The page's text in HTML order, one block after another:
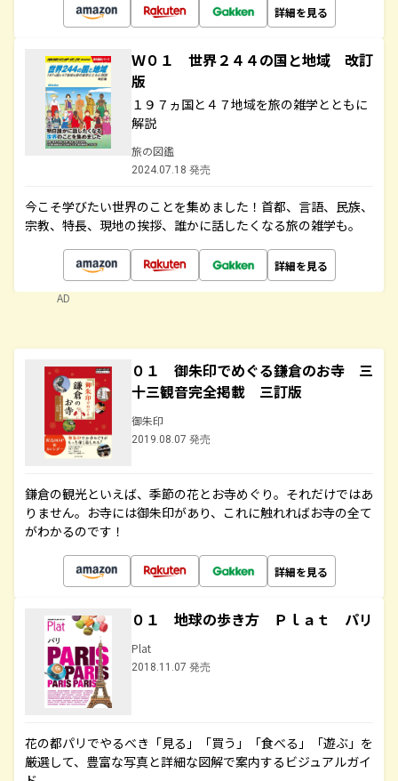
詳細を見る
Ｗ０１ 世界２４４の国と地域 改訂
版
１９７ヵ国と４７地域を旅の雑学とともに
解説
旅の図鑑
2024.07.18 発売
今こそ学びたい世界のことを集めました！首都、言語、民族、
宗教、特長、現地の挨拶、誰かに話したくなる旅の雑学も。
詳細を見る
AD
０１ 御朱印でめぐる鎌倉のお寺 三
十三観音完全掲載 三訂版
御朱印
2019.08.07 発売
鎌倉の観光といえば、季節の花とお寺めぐり。それだけではあ
りません。お寺には御朱印があり、これに触れればお寺の全て
がわかるのです！
詳細を見る
０１ 地球の歩き方 Ｐｌａｔ パリ
Plat
2018.11.07 発売
花の都パリでやるべき「見る」「買う」「食べる」「遊ぶ」を
厳選して、豊富な写真と詳細な図解で案内するビジュアルガイ